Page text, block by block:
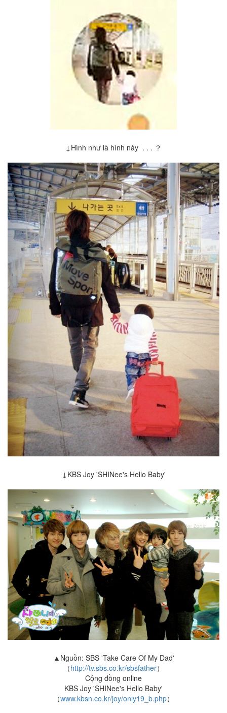
↓Hình như là hình này . . . ？
↓KBS Joy 'SHINee's Hello Baby'
▲Nguồn: SBS 'Take Care Of My Dad'
（http://tv.sbs.co.kr/sbsfather）
Cộng đồng online
KBS Joy 'SHINee's Hello Baby'
（www.kbsn.co.kr/joy/only19_b.php）